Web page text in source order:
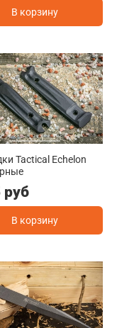
В корзину
Tactical Echelon
руб
В корзину